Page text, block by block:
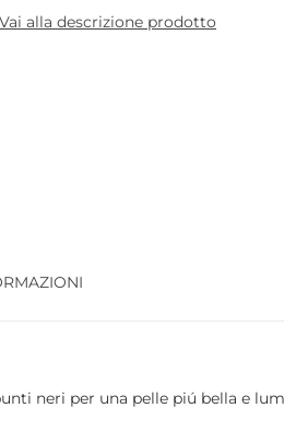
Vai alla descrizione prodotto
neri per una pelle piú bella e